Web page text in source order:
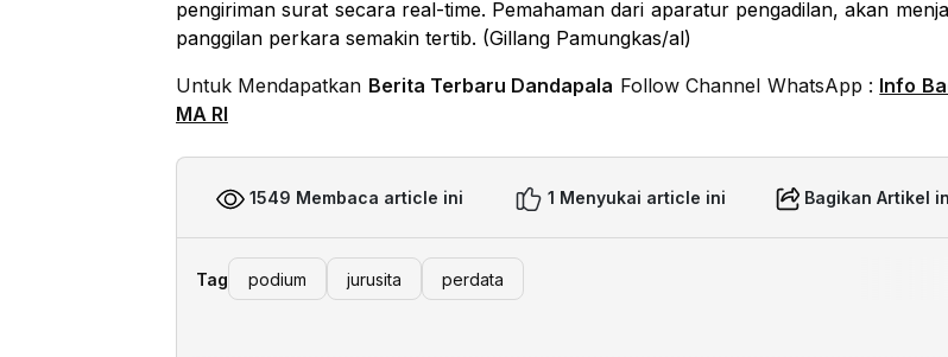
pengiriman surat secara real-time. Pemahaman dari aparatur pengadilan, akan
panggilan perkara semakin tertib. (Gillang Pamungkas/al)
Untuk Mendapatkan Berita Terbaru Dandapala Follow Channel WhatsApp : Info
MA RI
1549 Membaca article ini 1 Menyukai article ini Bagikan Artikel
Tag podium jurusita perdata